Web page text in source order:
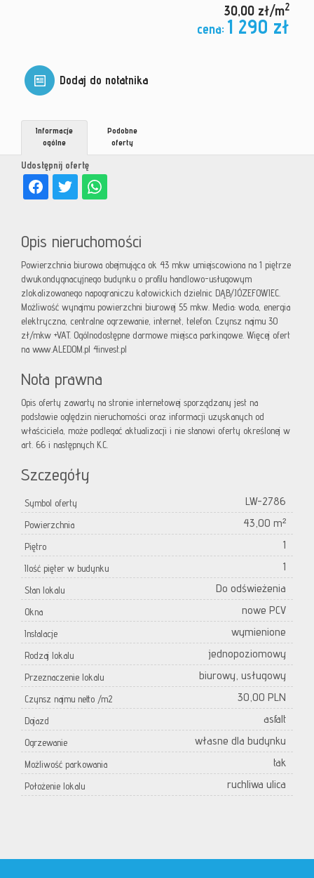
30,00 zł/m2
cena: 1 290 zł
Dodaj do notatnika
Udostępnij ofertę
Informacje
ogólne
Podobne
oferty
Opis nieruchomości
Powierzchnia biurowa obejmująca ok 43 mkw umiejscowiona na 1 piętrze
dwukondygnacyjnego budynku o profilu handlowo-usługowym
zlokalizowanego napograniczu katowickich dzielnic DĄB/JÓZEFOWIEC.
Możliwość wynajmu powierzchni biurowej 55 mkw. Media: woda, energia
elektryczna, centralne ogrzewanie, internet, telefon. Czynsz najmu 30
zł/mkw +VAT. Ogólnodostępne darmowe miejsca parkingowe. Więcej ofert
na www.ALEDOM.pl 4invest.pl
Nota prawna
Opis oferty zawarty na stronie internetowej sporządzany jest na
podstawie oględzin nieruchomości oraz informacji uzyskanych od
właściciela, może podlegać aktualizacji i nie stanowi oferty określonej w
art. 66 i następnych K.C.
Szczegóły
Symbol oferty LW-2786
Powierzchnia 43,00 m²
Piętro 1
Ilość pięter w budynku 1
Stan lokalu Do odświeżenia
Okna nowe PCV
Instalacje wymienione
Rodzaj lokalu jednopoziomowy
Przeznaczenie lokalu biurowy, usługowy
Czynsz najmu netto /m2 30,00 PLN
Dojazd asfalt
Ogrzewanie własne dla budynku
Możliwość parkowania tak
Położenie lokalu ruchliwa ulica